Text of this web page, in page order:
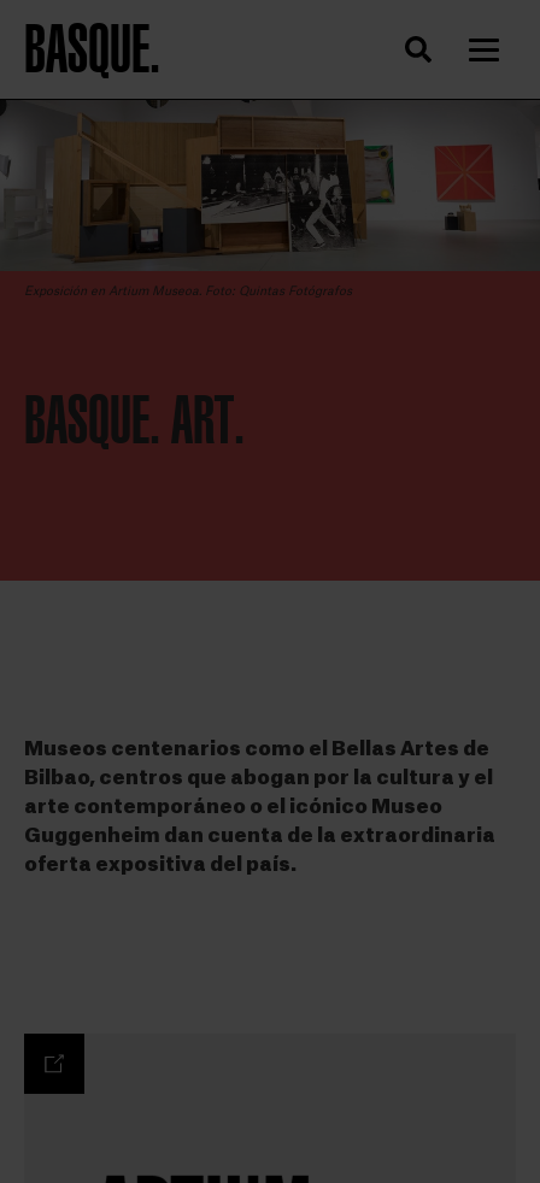
BASQUE.
Exposición en Artium Museoa. Foto: Quintas Fotógrafos
BASQUE. ART.
Museos centenarios como el Bellas Artes de
Bilbao, centros que abogan por la cultura y el
arte contemporáneo o el icónico Museo
Guggenheim dan cuenta de la extraordinaria
oferta expositiva del país.